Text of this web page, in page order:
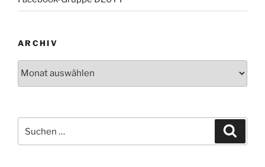
ARCHIV
nach: